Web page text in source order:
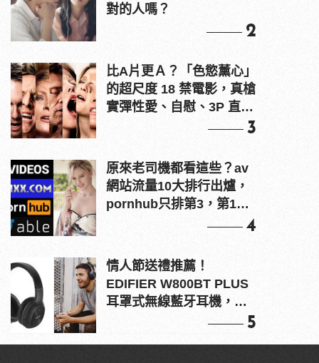
對的人嗎？
2
比A片更Ａ？「色慾薰心」
的超尺度 18 禁電影，真槍
實彈性愛、自慰、3P 直接
3
原來老司機都看這些？av
網站流量10大排行出爐，
pornhub只排第3，第1名
4
情人節送禮推薦！
EDIFIER W800BT PLUS
耳罩式無線藍牙耳機，在
5